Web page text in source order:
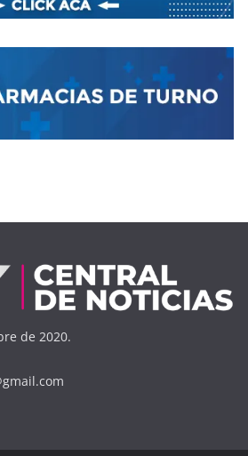
de 2020.